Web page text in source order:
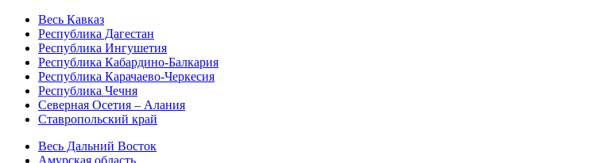
Весь Кавказ
Республика Дагестан
Республика Ингушетия
Республика Кабардино-Балкария
Республика Карачаево-Черкесия
Республика Чечня
Северная Осетия – Алания
Ставропольский край
Весь Дальний Восток
Амурская область